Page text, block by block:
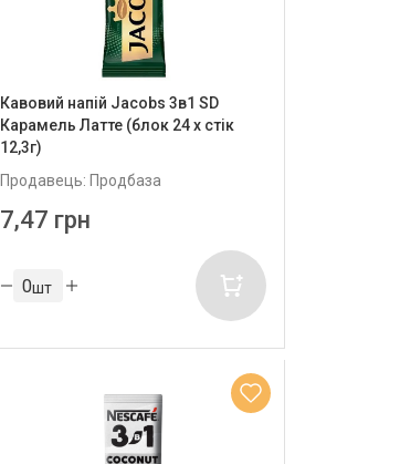
Кавовий напій Jacobs 3в1 SD
Карамель Латте (блок 24 х стік
12,3г)
Продавець: Продбаза
7,47 грн
шт